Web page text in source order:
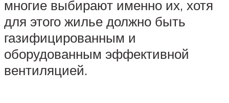
многие выбирают именно их, хотя
для этого жилье должно быть
газифицированным и
оборудованным эффективной
вентиляцией.